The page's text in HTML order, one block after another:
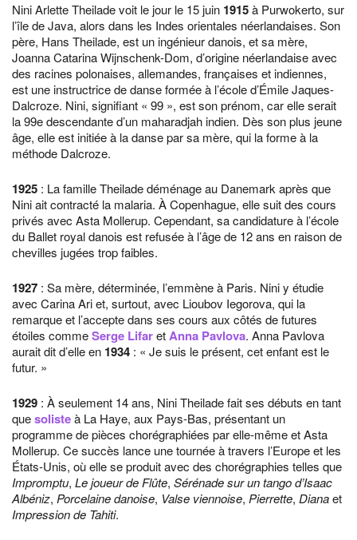
Nini Arlette Theilade voit le jour le 15 juin 1915à Purwokerto, sur
l’île de Java, alors dans les Indes orientales néerlandaises. Son
père, Hans Theilade, est un ingénieur danois, et sa mère,
Joanna Catarina Wijnschenk-Dom, d’origine néerlandaise avec
des racines polonaises, allemandes, françaises et indiennes,
est une instructrice de danse formée à l’école d’Émile Jaques-
Dalcroze. Nini, signifiant « 99 », est son prénom, car elle serait
la 99e descendante d’un maharadjah indien. Dès son plus jeune
âge, elle est initiée à la danse par sa mère, qui la forme à la
méthode Dalcroze.
1925 : La famille Theilade déménage au Danemark après que
Nini ait contracté la malaria. À Copenhague, elle suit des cours
privés avec Asta Mollerup. Cependant, sa candidature à l’école
du Ballet royal danois est refusée à l’âge de 12 ans en raison de
chevilles jugées trop faibles.
1927 : Sa mère, déterminée, l’emmène à Paris. Nini y étudie
avec Carina Ari et, surtout, avec Lioubov Iegorova, qui la
remarque et l’accepte dans ses cours aux côtés de futures
étoiles commeSerge LifaretAnna Pavlova. Anna Pavlova
aurait dit d’elle en 1934 : « Je suis le présent, cet enfant est le
futur. »
1929 : À seulement 14 ans, Nini Theilade fait ses débuts en tant
quesolisteà La Haye, aux Pays-Bas, présentant un
programme de pièces chorégraphiées par elle-même et Asta
Mollerup. Ce succès lance une tournée à travers l’Europe et les
États-Unis, où elle se produit avec des chorégraphies telles que
Impromptu, Le joueur de Flûte, Sérénade sur un tango d’Isaac
Albéniz, Porcelaine danoise, Valse viennoise, Pierrette, Dianaet
Impression de Tahiti.